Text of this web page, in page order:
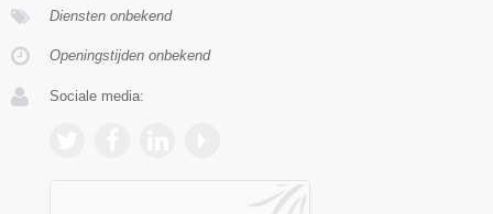
Diensten onbekend
Openingstijden onbekend
Sociale media: